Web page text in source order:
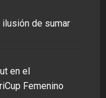
ilusión de sumar
en el
Femenino